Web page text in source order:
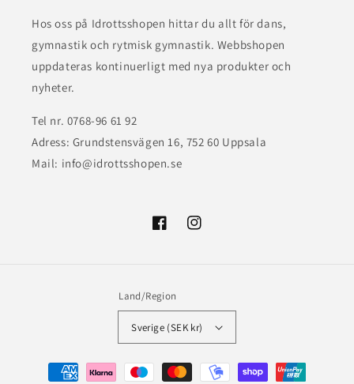
Hos oss på Idrottsshopen hittar du allt för dans,
gymnastik och rytmisk gymnastik. Webbshopen
uppdateras kontinuerligt med nya produkter och
nyheter.
Tel nr. 0768-96 61 92
Adress: Grundstensvägen 16, 752 60 Uppsala
Mail: info@idrottsshopen.se
FacebookInstagram
Land/Region
Sverige (SEK kr)
Betalningsmetoder